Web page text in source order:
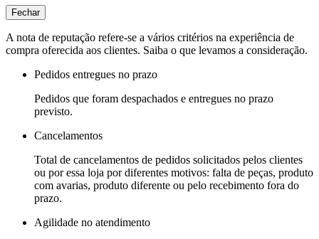
Fechar
A nota de reputação refere-se a vários critérios na experiência de
compra oferecida aos clientes. Saiba o que levamos a consideração.
Pedidos entregues no prazo
Pedidos que foram despachados e entregues no prazo
previsto.
Cancelamentos
Total de cancelamentos de pedidos solicitados pelos clientes
ou por essa loja por diferentes motivos: falta de peças, produto
com avarias, produto diferente ou pelo recebimento fora do
prazo.
Agilidade no atendimento